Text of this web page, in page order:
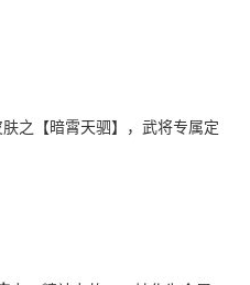
之【暗霄天驷】，武将专属定